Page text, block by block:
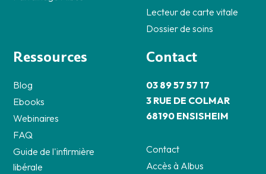
Lecteur de carte vitale
Dossier de soins
Ressources
Blog
Ebooks
Webinaires
FAQ
Guide de l'infirmière
libérale
Contact
03 89 57 57 17
3 RUE DE COLMAR
68190 ENSISHEIM
Contact
Accès à Albus